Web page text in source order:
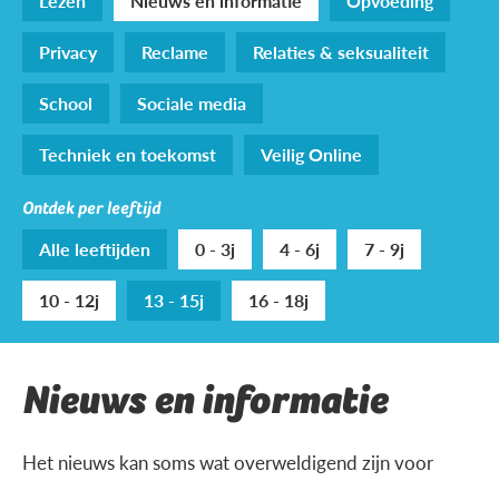
Privacy
Reclame
Relaties & seksualiteit
School
Sociale media
Techniek en toekomst
Veilig Online
Ontdek per leeftijd
Alle leeftijden 0 - 3j 4 - 6j
7 - 9j
10 - 12j
13 - 15j 16 - 18j
Nieuws en informatie
Het nieuws kan soms wat overweldigend zijn voor